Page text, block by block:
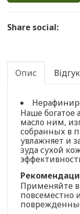
Share social:
Опис
Наше богатое
масло ним,
собранных в
увлажняет и
зуда сухой
Применяйте
повсеместно